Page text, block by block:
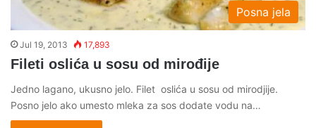
Posna jela
Jul 19, 2013 17,893
Fileti oslića u sosu od mirođije
Jedno lagano, ukusno jelo. Filet oslića u sosu od mirodjije.
Posno jelo ako umesto mleka za sos dodate vodu na…